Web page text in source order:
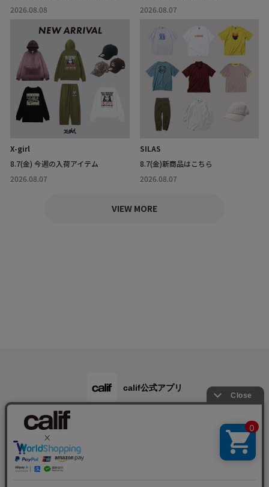
2026.08.08
2026.08.07
X-girl
8.7(金) 今週の入荷アイテム
2026.08.07
SILAS
8.7(金)新商品はこちら
2026.08.07
VIEW MORE
calif公式アプリ